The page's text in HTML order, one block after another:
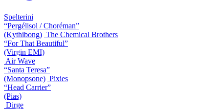
Spelterini
“Pergélisol / Choréman”
(Kythibong) The Chemical Brothers
“For That Beautiful”
(Virgin EMI)
Air Wave
“Santa Teresa”
(Monopsone) Pixies
“Head Carrier”
(Pias)
Dirge